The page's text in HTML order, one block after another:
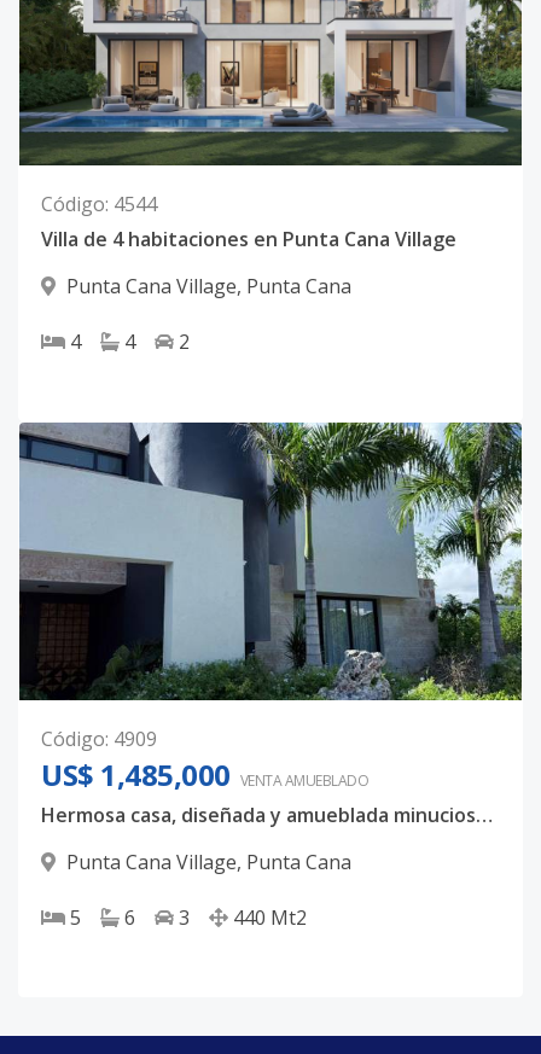
Código: 4544
Villa de 4 habitaciones en Punta Cana Village
Punta Cana Village, Punta Cana
4 4 2
Código: 4909
US$ 1,485,000 VENTA AMUEBLADO
Hermosa casa, diseñada y amueblada minuciosamente
Punta Cana Village, Punta Cana
5 6 3 440 Mt2